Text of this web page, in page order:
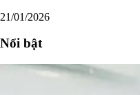
21/01/2026
Nổi bật